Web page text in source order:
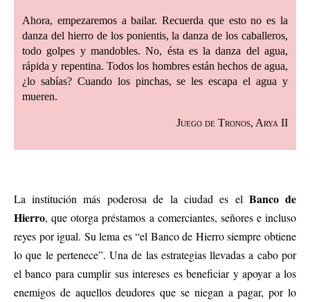
Ahora, empezaremos a bailar. Recuerda que esto no es la
danza del hierro de los ponientis, la danza de los caballeros,
todo golpes y mandobles. No, ésta es la danza del agua,
rápida y repentina. Todos los hombres están hechos de agua,
¿lo sabías? Cuando los pinchas, se les escapa el agua y
mueren.
Juego de Tronos, Arya II
La institución más poderosa de la ciudad es el Banco de
Hierro, que otorga préstamos a comerciantes, señores e incluso
reyes por igual. Su lema es “el Banco de Hierro siempre obtiene
lo que le pertenece”. Una de las estrategias llevadas a cabo por
el banco para cumplir sus intereses es beneficiar y apoyar a los
enemigos de aquellos deudores que se niegan a pagar, por lo